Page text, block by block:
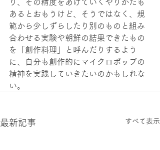
り、その精度をあげていくやりかたも
あるとおもうけど、そうではなく、規
範から少しずらしたり別のものと組み
合わせる実験や朝鮮の結果できたもの
を「創作料理」と呼んだりするよう
に、自分も創作的にマイクロポップの
精神を実践していきたいのかもしれな
い。
最新記事 すべて表示